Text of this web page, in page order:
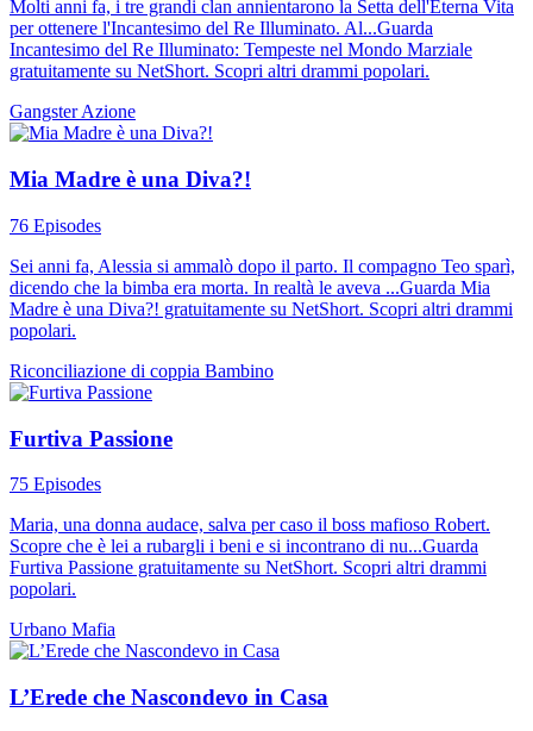
Molti anni fa, i tre grandi clan annientarono la Setta dell'Eterna Vita
per ottenere l'Incantesimo del Re Illuminato. Al...Guarda
Incantesimo del Re Illuminato: Tempeste nel Mondo Marziale
gratuitamente su NetShort. Scopri altri drammi popolari.
GangsterAzione
Mia Madre è una Diva?!
76 Episodes
Sei anni fa, Alessia si ammalò dopo il parto. Il compagno Teo sparì,
dicendo che la bimba era morta. In realtà le aveva ...Guarda Mia
Madre è una Diva?! gratuitamente su NetShort. Scopri altri drammi
popolari.
Riconciliazione di coppia Bambino
Furtiva Passione
75 Episodes
Maria, una donna audace, salva per caso il boss mafioso Robert.
Scopre che è lei a rubargli i beni e si incontrano di nu...Guarda
Furtiva Passione gratuitamente su NetShort. Scopri altri drammi
popolari.
Urbano Mafia
L’Erede che Nascondevo in Casa